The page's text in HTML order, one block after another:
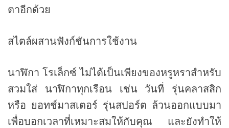
ตาอีกด้วย
สไตล์ผสานฟังก์ชันการใช้งาน
นาฬิกา โรเล็กซ์ ไม่ได้เป็นเพียงของหรูหราสำหรับ
สวมใส่ นาฬิกาทุกเรือน เช่น วันที่ รุ่นคลาสสิก
หรือ ยอทช์มาสเตอร์ รุ่นสปอร์ต ล้วนออกแบบมา
เพื่อบอกเวลาที่เหมาะสมให้กับคุณ และยังทำให้